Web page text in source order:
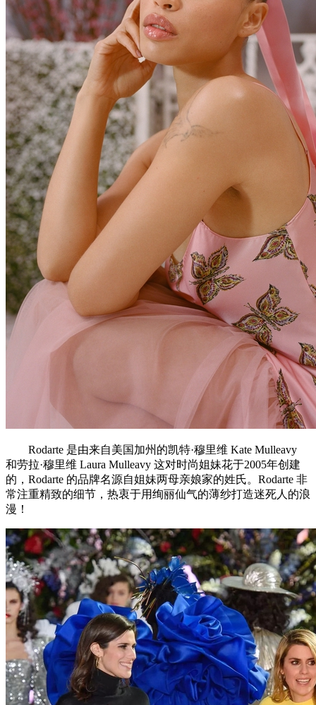
Rodarte 是由来自美国加州的凯特·穆里维 Kate Mulleavy
和劳拉·穆里维 Laura Mulleavy 这对时尚姐妹花于2005年创建
的，Rodarte 的品牌名源自姐妹两母亲娘家的姓氏。Rodarte 非
常注重精致的细节，热衷于用绚丽仙气的薄纱打造迷死人的浪
漫！